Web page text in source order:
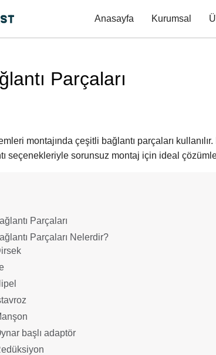
Anasayfa Kurumsal
Parçaları
montajında çeşitli bağlantı parçaları
seçenekleriyle sorunsuz montaj için ideal
Parçaları
Parçaları Nelerdir?
başlı adaptör